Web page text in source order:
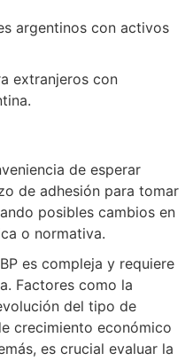
argentinos con activos
extranjeros con
de esperar
de adhesión para tomar
posibles cambios en
o normativa.
es compleja y requiere
Factores como la
del tipo de
crecimiento económico
es crucial evaluar la